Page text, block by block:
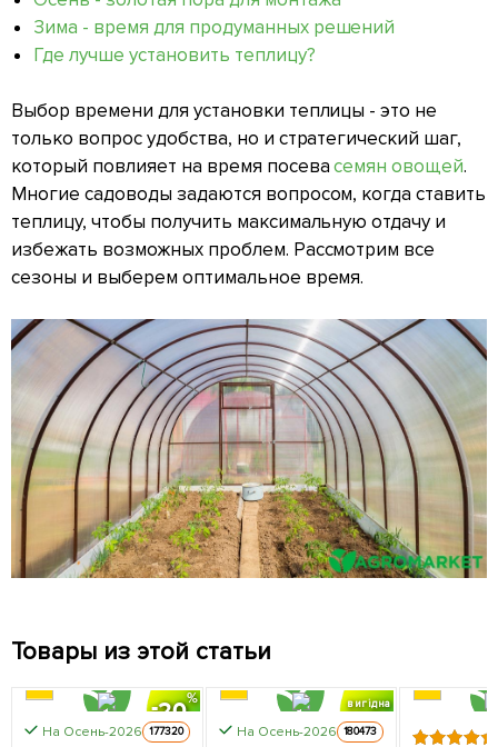
Зима - время для продуманных решений
Где лучше установить теплицу?
Выбор времени для установки теплицы - это не
только вопрос удобства, но и стратегический шаг,
который повлияет на время посевасемян овощей.
Многие садоводы задаются вопросом, когда ставить
теплицу, чтобы получить максимальную отдачу и
избежать возможных проблем. Рассмотрим все
сезоны и выберем оптимальное время.
Товары из этой статьи
20
На Осень-2026 177320
вигідна
знижка
На Осень-2026 180473